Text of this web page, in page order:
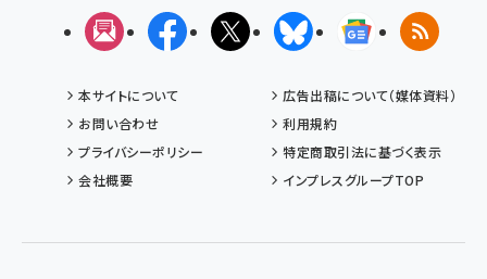
メルマガFacebookX(エックス)BlueskyGoogleニュ
RSS
本サイトについて
広告出稿について（媒体資料）
お問い合わせ
利用規約
プライバシーポリシー
特定商取引法に基づく表示
会社概要
インプレスグループTOP